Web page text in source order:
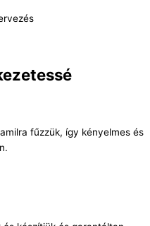
fűzzük, így kényelmes és